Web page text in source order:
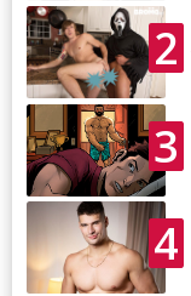
2
3
4